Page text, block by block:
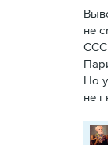
не
Но
не